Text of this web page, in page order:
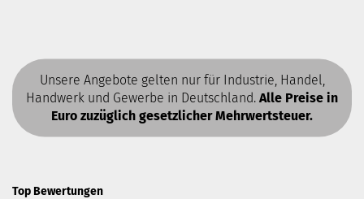
Unsere Angebote gelten nur für Industrie, Handel,
Handwerk und Gewerbe in Deutschland. Alle Preise in
Euro zuzüglich gesetzlicher Mehrwertsteuer.
Top Bewertungen